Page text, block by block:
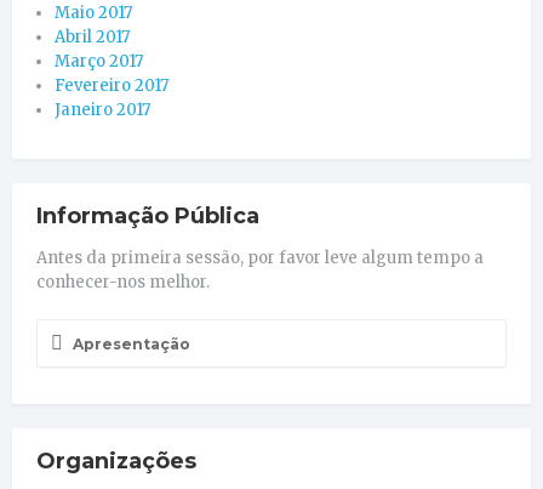
Maio 2017
Abril 2017
Março 2017
Fevereiro 2017
Janeiro 2017
Informação Pública
Antes da primeira sessão, por favor leve algum tempo a
conhecer-nos melhor.
Apresentação
Organizações